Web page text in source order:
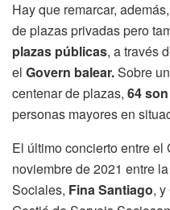
Hay que remarcar,
de plazas privadas pero
plazas públicas, a través
el Govern balear.Sobre
centenar de plazas, 64
personas mayores en
El último concierto entre el
noviembre de 2021 entre
Sociales, Fina Santiago, y